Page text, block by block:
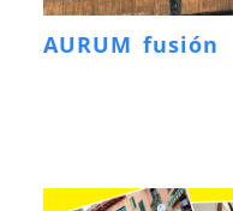
AURUM fusión